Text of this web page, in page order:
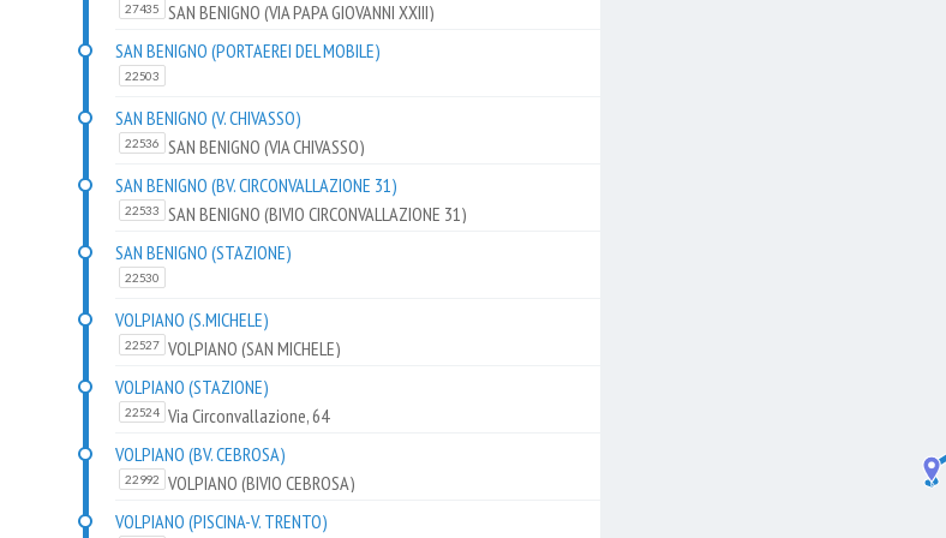
27435
SAN BENIGNO (VIA PAPA GIOVANNI XXIII)
SAN BENIGNO (PORTAEREI DEL MOBILE)
22503
SAN BENIGNO (V. CHIVASSO)
22536
SAN BENIGNO (VIA CHIVASSO)
SAN BENIGNO (BV. CIRCONVALLAZIONE 31)
22533
SAN BENIGNO (BIVIO CIRCONVALLAZIONE 31)
SAN BENIGNO (STAZIONE)
22530
VOLPIANO (S.MICHELE)
22527
VOLPIANO (SAN MICHELE)
VOLPIANO (STAZIONE)
22524
Via Circonvallazione, 64
VOLPIANO (BV. CEBROSA)
22992
VOLPIANO (BIVIO CEBROSA)
VOLPIANO (PISCINA-V. TRENTO)